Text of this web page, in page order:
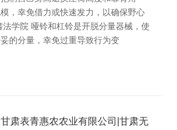
，幸免借力或快速发力，以确保野心
法学院 哑铃和杠铃是开脱分量器械，使
的分量，幸免过重导致行为变
肃表青惠农农业有限公司|甘肃无